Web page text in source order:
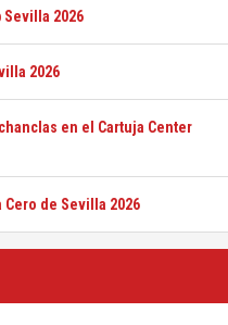
2026
2026
en el Cartuja Center
de Sevilla 2026